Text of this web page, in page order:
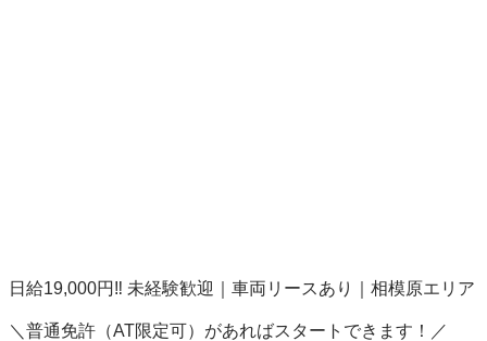
日給19,000円‼️ 未経験歓迎｜車両リースあり｜相模原エリア
＼普通免許（AT限定可）があればスタートできます！／